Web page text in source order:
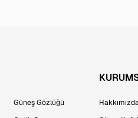
Güneş Gözlüğü